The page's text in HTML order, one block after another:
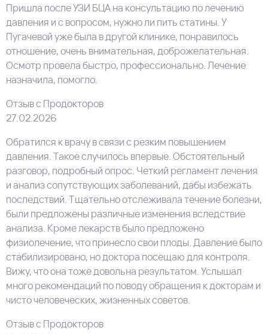
Пришла после УЗИ​ БЦА на консультацию по лечению
давления и с вопросом, нужно ли пить статины. У
Пугачевой уже была в другой клинике, понравилось
отношение, очень внимательная, доброжелательная.
Осмотр провела быстро, профессионально. Лечение
назначила, помогло.
Отзыв с Продокторов
27.02.2026
Обратился к врачу в связи с резким повышением
давления. Такое случилось впервые. Обстоятельный
разговор, подробный опрос. Четкий регламент лечения
и анализ​ сопутствующих заболеваний, дабы избежать
последствий. Тщательно отслеживала течение болезни,
были предложены различные изменения вследствие
анализа. Кроме лекарств было предложено
физиолечение, что принесло свои плоды. Давление было
стабилизировано, но доктора посещаю для контроля.
Вижу, что она тоже довольна результатом. Услышал
много рекомендаций по поводу обращения к докторам и
чисто человеческих, жизненных советов.
Отзыв с Продокторов